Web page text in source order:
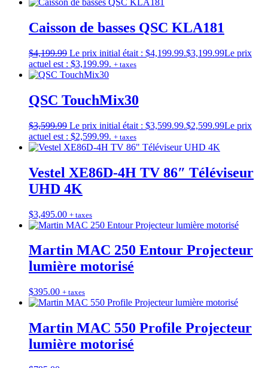
Caisson de basses QSC KLA181
$4,199.99 Le prix initial était : $4,199.99.$3,199.99Le prix
actuel est : $3,199.99. + taxes
QSC TouchMix30
$3,599.99 Le prix initial était : $3,599.99.$2,599.99Le prix
actuel est : $2,599.99. + taxes
Vestel XE86D-4H TV 86″ Téléviseur
UHD 4K
$3,495.00 + taxes
Martin MAC 250 Entour Projecteur
lumière motorisé
$395.00 + taxes
Martin MAC 550 Profile Projecteur
lumière motorisé